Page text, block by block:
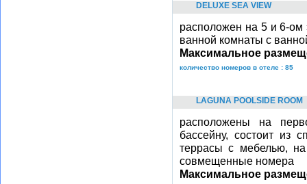
DELUXE SEA VIEW
расположен на 5 и 6-ом
ванной комнаты с
Максимальное
количество номеров в отеле : 85
LAGUNA POOLSIDE ROOM
расположены на
бассейну, состоит из
террасы с мебелью,
совмещенные номера
Максимальное